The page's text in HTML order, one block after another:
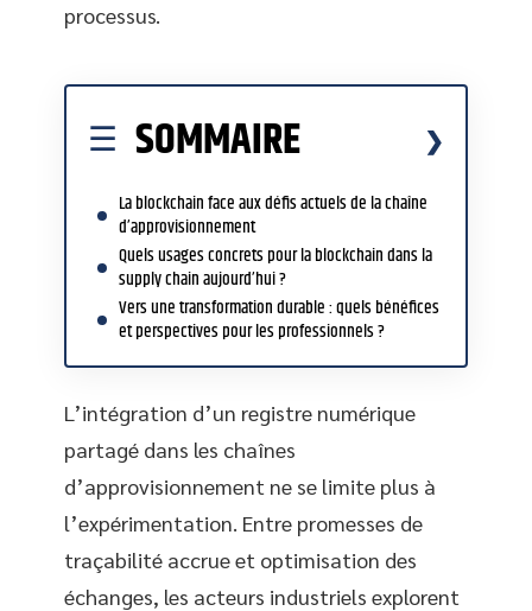
processus.
SOMMAIRE
La blockchain face aux défis actuels de la chaîne
d’approvisionnement
Quels usages concrets pour la blockchain dans la
supply chain aujourd’hui ?
Vers une transformation durable : quels bénéfices
et perspectives pour les professionnels ?
L’intégration d’un registre numérique
partagé dans les chaînes
d’approvisionnement ne se limite plus à
l’expérimentation. Entre promesses de
traçabilité accrue et optimisation des
échanges, les acteurs industriels explorent